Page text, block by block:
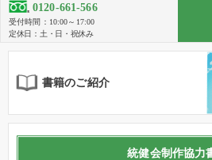
0120-661-566
受付時間：10:00～17:00
定休日：土・日・祝休み
書籍のご紹介
統健会制作協力